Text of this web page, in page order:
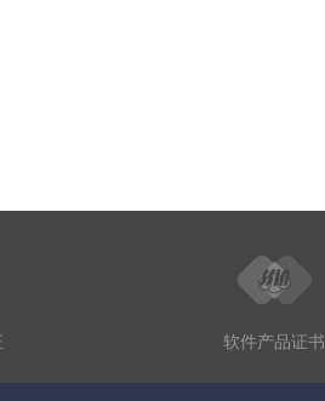
软件产品证书